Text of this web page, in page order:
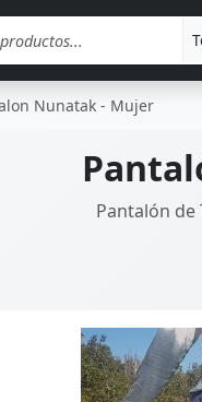
Nunatak - Mujer
Pantalón